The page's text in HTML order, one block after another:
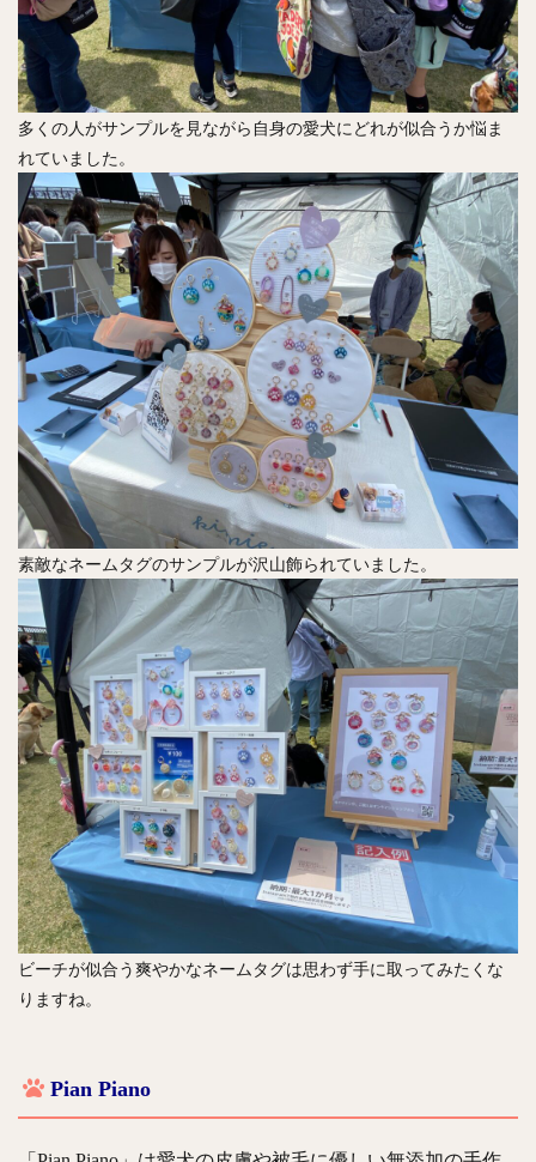
多くの人がサンプルを見ながら自身の愛犬にどれが似合うか悩ま
れていました。
素敵なネームタグのサンプルが沢山飾られていました。
ビーチが似合う爽やかなネームタグは思わず手に取ってみたくな
りますね。
Pian Piano